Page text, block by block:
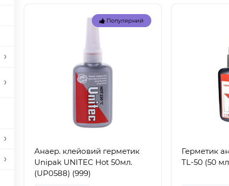
Популярний
Анаер. клейовий герметик
Unipak UNITEC Hot 50мл.
(UP0588) (999)
Герметик
TL-50 (50